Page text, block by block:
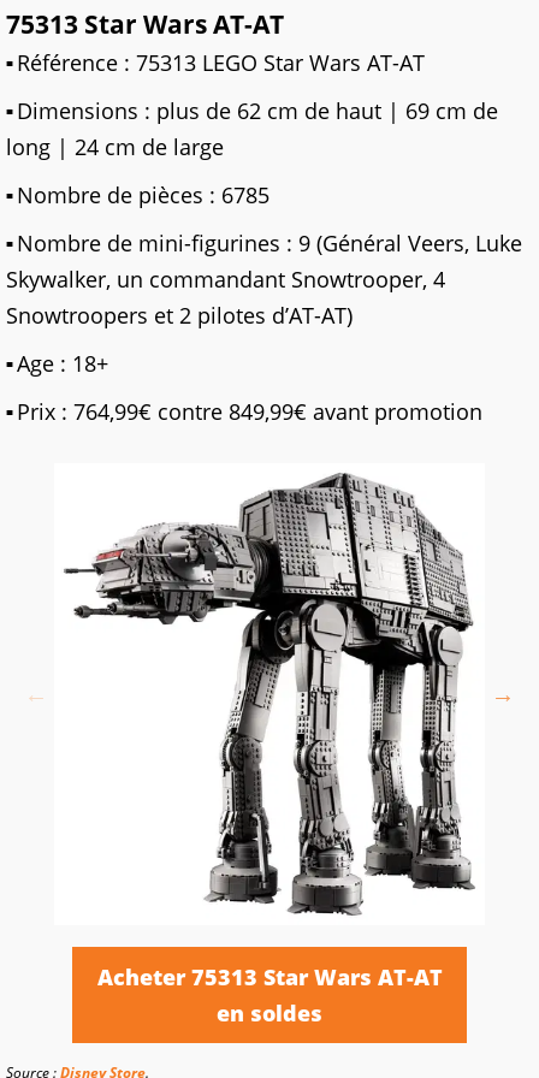
75313 Star Wars AT-AT
Référence : 75313 LEGO Star Wars AT-AT
Dimensions : plus de 62 cm de haut | 69 cm de
long | 24 cm de large
Nombre de pièces : 6785
Nombre de mini-figurines : 9 (Général Veers, Luke
Skywalker, un commandant Snowtrooper, 4
Snowtroopers et 2 pilotes d’AT-AT)
Age : 18+
Prix : 764,99€ contre 849,99€ avant promotion
Acheter 75313 Star Wars AT-AT
en soldes
Source :Disney Store.